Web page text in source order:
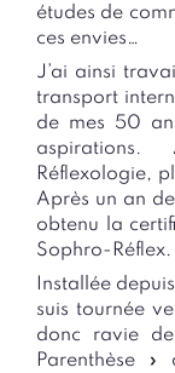
études de
ces envies…
J’ai ainsi
transport
de mes 50
Réflexologie,
Après un an
obtenu la
Sophro-Réflex.
Installée
suis tournée
donc ravie
Parenthèse